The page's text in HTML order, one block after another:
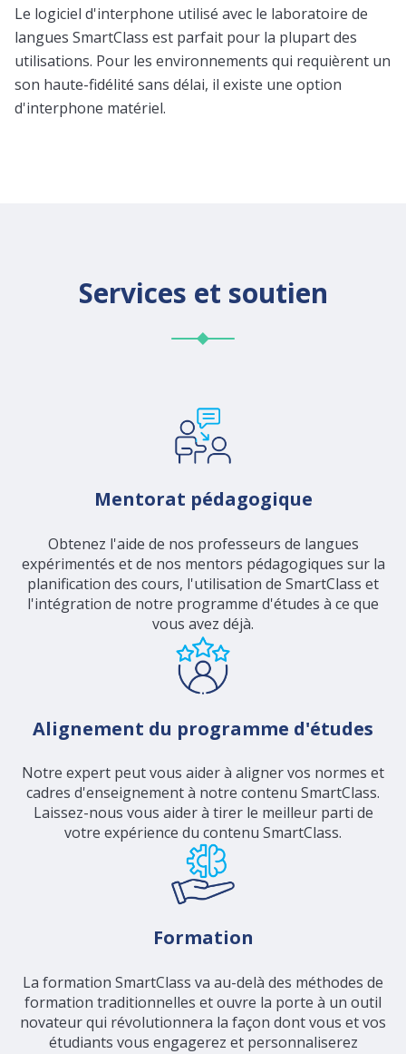
Le logiciel d'interphone utilisé avec le laboratoire de
langues SmartClass est parfait pour la plupart des
utilisations. Pour les environnements qui requièrent un
son haute-fidélité sans délai, il existe une option
d'interphone matériel.
Services et soutien
Mentorat pédagogique
Obtenez l'aide de nos professeurs de langues
expérimentés et de nos mentors pédagogiques sur la
planification des cours, l'utilisation de SmartClass et
l'intégration de notre programme d'études à ce que
vous avez déjà.
Alignement du programme d'études
Notre expert peut vous aider à aligner vos normes et
cadres d'enseignement à notre contenu SmartClass.
Laissez-nous vous aider à tirer le meilleur parti de
votre expérience du contenu SmartClass.
Formation
La formation SmartClass va au-delà des méthodes de
formation traditionnelles et ouvre la porte à un outil
novateur qui révolutionnera la façon dont vous et vos
étudiants vous engagerez et personnaliserez